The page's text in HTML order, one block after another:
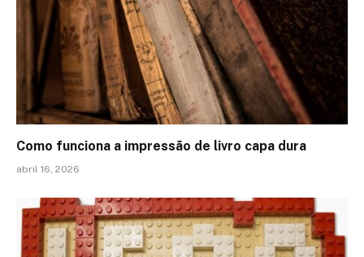
Como funciona a impressão de livro capa dura
abril 16, 2026